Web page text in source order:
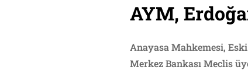
AYM,
Anayasa Mahkemesi,
Merkez Bankası Meclis